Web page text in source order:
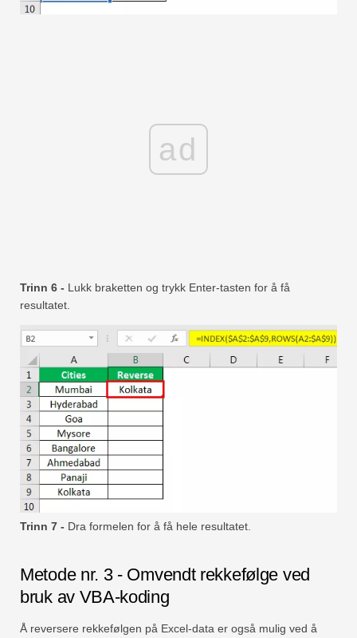
ad
Trinn 6 - Lukk braketten og trykk Enter-tasten for å få
resultatet.
Trinn 7 - Dra formelen for å få hele resultatet.
Metode nr. 3 - Omvendt rekkefølge ved
bruk av VBA-koding
Å reversere rekkefølgen på Excel-data er også mulig ved å